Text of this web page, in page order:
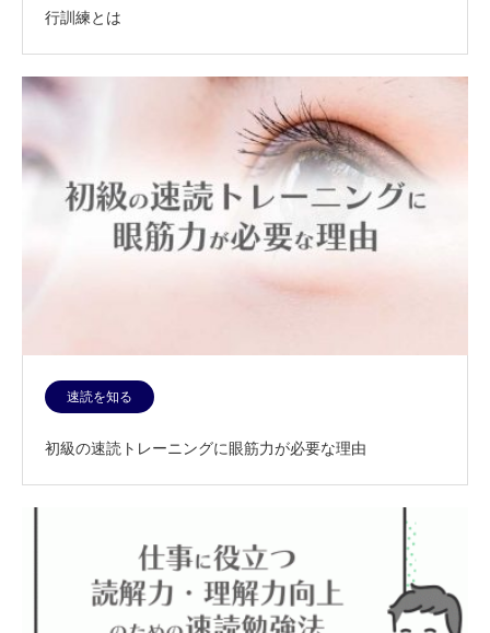
行訓練とは
速読を知る
初級の速読トレーニングに眼筋力が必要な理由